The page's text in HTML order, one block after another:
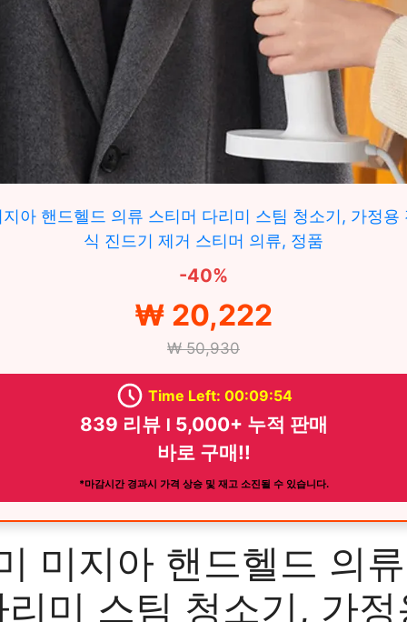
아 핸드헬드 의류 스티머 다리미 스팀 청소기, 가정용
식 진드기 제거 스티머 의류, 정품
-40%
₩ 20,222
₩ 50,930
Time Left: 00:09:52
839 리뷰 ౹ 5,000+ 누적 판매
바로 구매!!
*마감시간 경과시 가격 상승 및 재고 소진될 수 있습니다.
미지아 핸드헬드 의
미 스팀 청소기, 가